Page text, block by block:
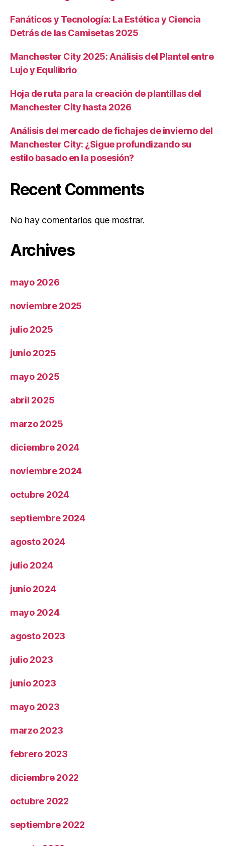
Fanáticos y Tecnología: La Estética y Ciencia
Detrás de las Camisetas 2025
Manchester City 2025: Análisis del Plantel entre
Lujo y Equilibrio
Hoja de ruta para la creación de plantillas del
Manchester City hasta 2026
Análisis del mercado de fichajes de invierno del
Manchester City: ¿Sigue profundizando su
estilo basado en la posesión?
Recent Comments
No hay comentarios que mostrar.
Archives
mayo 2026
noviembre 2025
julio 2025
junio 2025
mayo 2025
abril 2025
marzo 2025
diciembre 2024
noviembre 2024
octubre 2024
septiembre 2024
agosto 2024
julio 2024
junio 2024
mayo 2024
agosto 2023
julio 2023
junio 2023
mayo 2023
marzo 2023
febrero 2023
diciembre 2022
octubre 2022
septiembre 2022